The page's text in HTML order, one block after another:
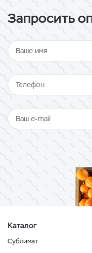
Запросить
Каталог
Сублимат